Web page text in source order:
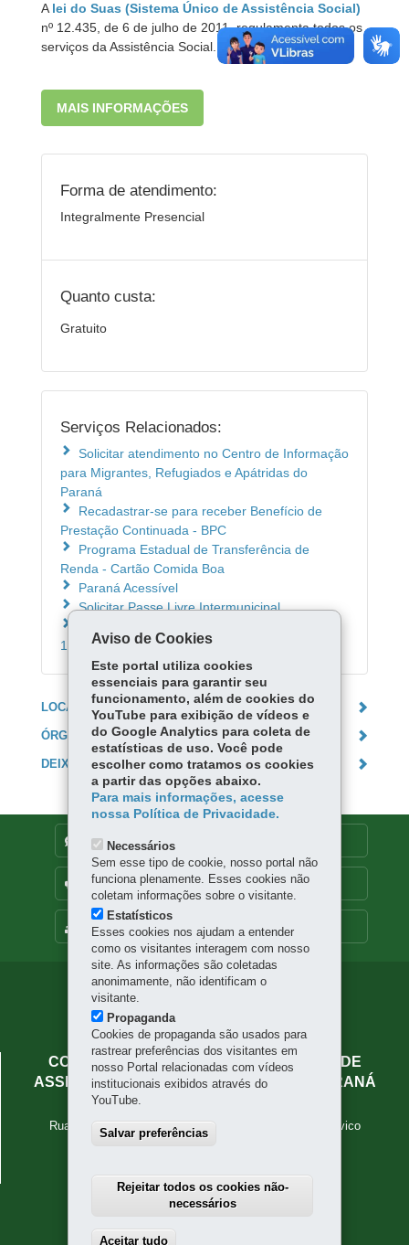
A lei do Suas (Sistema Único de Assistência Social)
nº 12.435, de 6 de julho de 2011, regulamenta todos os
serviços da Assistência Social.
MAIS INFORMAÇÕES
Forma de atendimento:
Integralmente Presencial
Quanto custa:
Gratuito
Serviços Relacionados:
Solicitar atendimento no Centro de Informação
para Migrantes, Refugiados e Apátridas do
Paraná
Recadastrar-se para receber Benefício de
Prestação Continuada - BPC
Programa Estadual de Transferência de
Renda - Cartão Comida Boa
Paraná Acessível
Solicitar Passe Livre Intermunicipal
1410001
LOCAIS DE ATENDIMENTO
ÓRGÃO RESPONSÁVEL
DEIXE SUA OPINIÃO
MAPA DO SITE
DENUNCIE CORRUPÇÃO
OUVIDORIA
Navegação
principal
COLEGIADO DE GESTORES MUNICIPAIS DE
ASSISTÊNCIA SOCIAL DO ESTADO DO PARANÁ
Rua Jacy Loureiro de Campos, s/n - 6º and - Centro Cívico
80530-915-Curitiba
Aviso de Cookies
Este portal utiliza cookies
essenciais para garantir seu
funcionamento, além de cookies do
YouTube para exibição de vídeos e
do Google Analytics para coleta de
estatísticas de uso. Você pode
escolher como tratamos os cookies
a partir das opções abaixo.
Para mais informações, acesse
nossa Política de Privacidade.
Necessários
Sem esse tipo de cookie, nosso portal não
funciona plenamente. Esses cookies não
coletam informações sobre o visitante.
Estatísticos
Esses cookies nos ajudam a entender
como os visitantes interagem com nosso
site. As informações são coletadas
anonimamente, não identificam o
visitante.
Propaganda
Cookies de propaganda são usados para
rastrear preferências dos visitantes em
nosso Portal relacionadas com vídeos
institucionais exibidos através do
YouTube.
Salvar preferências
Rejeitar todos os cookies não-
necessários
Aceitar tudo